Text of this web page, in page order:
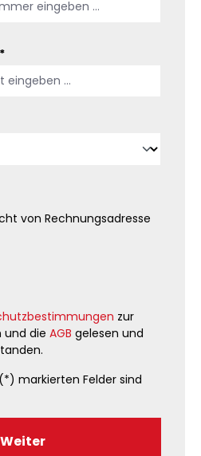
von Rechnungsadresse
zur
und die AGB gelesen und
markierten Felder sind
Weiter